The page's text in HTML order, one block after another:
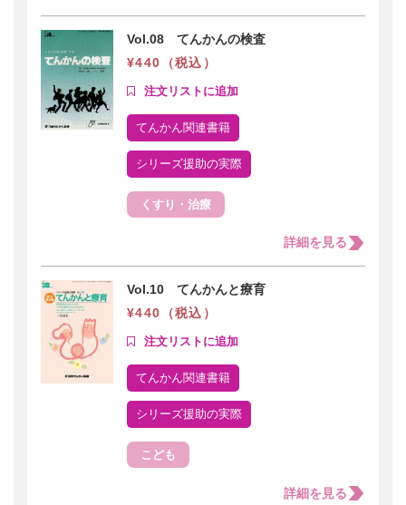
Vol.08 てんかんの検査
¥440（税込）
てんかん関連書籍
シリーズ援助の実際
くすり・治療
詳細を見る
Vol.10 てんかんと療育
¥440（税込）
てんかん関連書籍
シリーズ援助の実際
こども
詳細を見る